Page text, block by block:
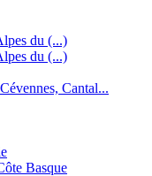
du (...)
du (...)
Cantal...
Basque